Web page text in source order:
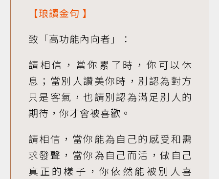
【琅讀金句 】
致「高功能內向者」：
請相信，當你累了時，你可以休
息；當別人讚美你時，別認為對方
只是客氣，也請別認為滿足別人的
期待，你才會被喜歡。
請相信，當你能為自己的感受和需
求發聲，當你為自己而活，做自己
真正的樣子，你依然能被別人喜